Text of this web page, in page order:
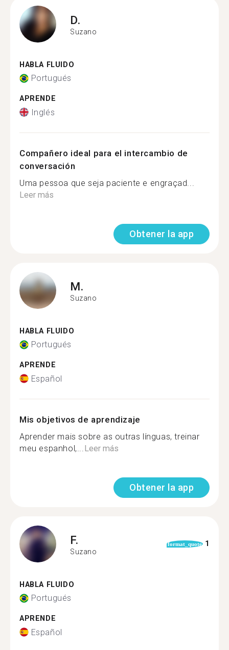
D.
Suzano
HABLA FLUIDO
Portugués
APRENDE
Inglés
Compañero ideal para el intercambio de
conversación
Uma pessoa que seja paciente e engraçad...
Leer más
Obtener la app
M.
Suzano
HABLA FLUIDO
Portugués
APRENDE
Español
Mis objetivos de aprendizaje
Aprender mais sobre as outras línguas, treinar
meu espanhol,... Leer más
Obtener la app
F.
Suzano
format_quote 1
HABLA FLUIDO
Portugués
APRENDE
Español